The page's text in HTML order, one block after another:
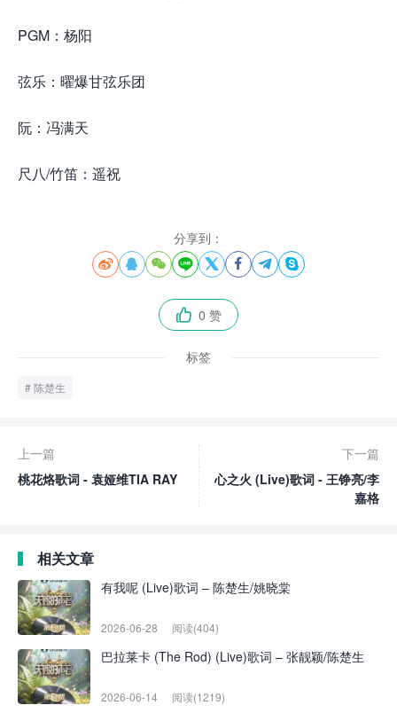
PGM：杨阳
弦乐：曜爆甘弦乐团
阮：冯满天
尺八/竹笛：遥祝
分享到：
       
 0 赞
标签
陈楚生
上一篇
桃花烙歌词 - 袁娅维TIA RAY
下一篇
心之火 (Live)歌词 - 王铮亮/李
嘉格
相关文章
有我呢 (Live)歌词 – 陈楚生/姚晓棠
2026-06-28 阅读(404)
巴拉莱卡 (The Rod) (Live)歌词 – 张靓颖/陈楚生
2026-06-14 阅读(1219)